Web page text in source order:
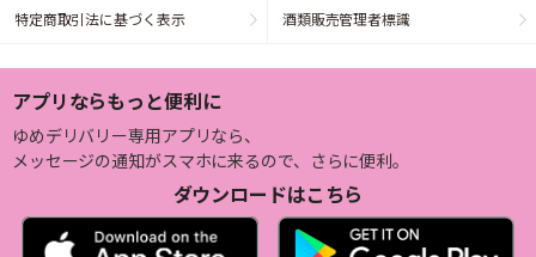
特定商取引法に基づく表示 酒類販売管理者標識
アプリならもっと便利に
ゆめデリバリー専用アプリなら、
メッセージの通知がスマホに来るので、さらに便利。
ダウンロードはこちら